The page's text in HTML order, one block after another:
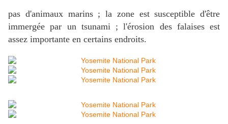
pas d'animaux marins ; la zone est susceptible d'être
immergée par un tsunami ; l'érosion des falaises est
assez importante en certains endroits.